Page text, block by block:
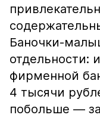
Баночки-
отдельности:
фирменной
4 тысячи
побольше —